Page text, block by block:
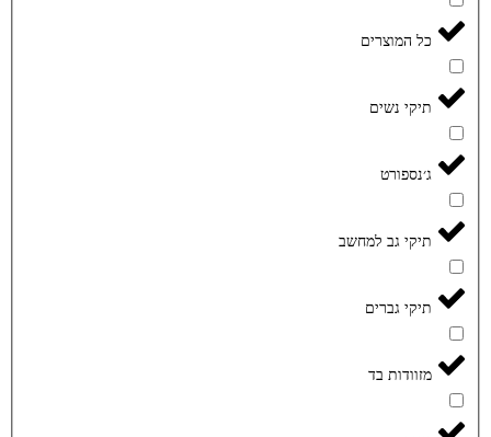
כל המוצרים
תיקי נשים
ג׳נספורט
תיקי גב למחשב
תיקי גברים
מזוודות בד